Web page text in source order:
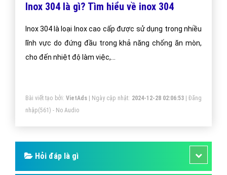
Inox 304 là gì? Tìm hiểu về inox 304
Inox 304 là loại Inox cao cấp được sử dụng trong nhiều
lĩnh vực do đứng đầu trong khả năng chống ăn mòn,
cho đến nhiệt độ làm việc,...
Bài viết tạo bởi: VietAds| Ngày cập nhật: 2024-12-28 02:06:53|Đăng
nhập(561) - No Audio
Hỏi đáp là gì